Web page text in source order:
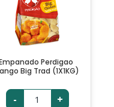
Perdigao
Big Trad (1X1KG)
- +